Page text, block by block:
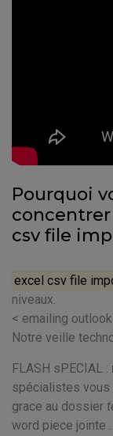
Pourquoi
concentrer
csv file
excel csv file
niveaux.
< emailing
Notre veille
FLASH sPECIAL :
spécialistes
grace au dossier
word piece jointe